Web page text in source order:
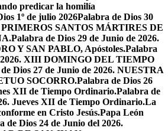
predicar la homilía
1º de julio 2026Palabra de Dios 30
PRIMEROS SANTOS MÁRTIRES DE
Palabra de Dios 29 de Junio de 2026.
Y SAN PABLO, Apóstoles.Palabra
2026. XIII DOMINGO DEL TIEMPO
Dios 27 de Junio de 2026. NUESTRA
SOCORRO.Palabra de Dios 26
XII de Tiempo Ordinario.Palabra de
Jueves XII de Tiempo Ordinario.La
en Cristo Jesús.Papa León
de Dios 24 de Junio del 2026.